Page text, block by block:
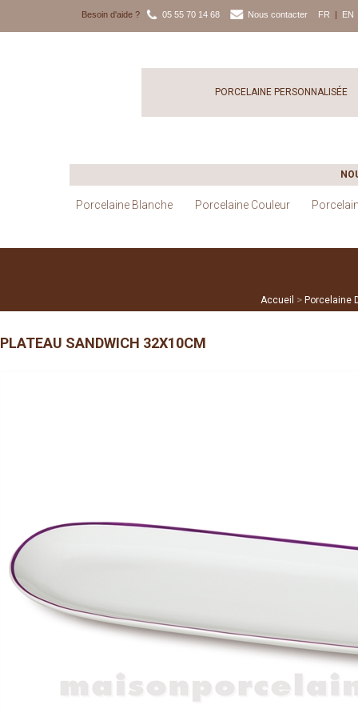
Besoin d'aide ? 05 55 70 14 68 Nous contacter FR | EN
PORCELAINE PERSONNALISÉE
Porcelaine Blanche Porcelaine Couleur
Accueil > Porcelaine
PLATEAU SANDWICH 32X10CM